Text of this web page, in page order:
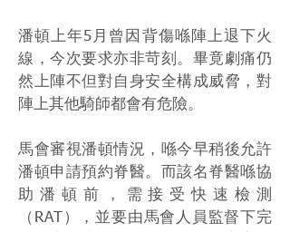
潘頓上年5月曾因背傷喺陣上退下火
線，今次要求亦非苛刻。畢竟劇痛仍
然上陣不但對自身安全構成威脅，對
陣上其他騎師都會有危險。
馬會審視潘頓情況，喺今早稍後允許
潘頓申請預約脊醫。而該名脊醫喺協
助潘頓前，需接受快速檢測
（RAT），並要由馬會人員監督下完